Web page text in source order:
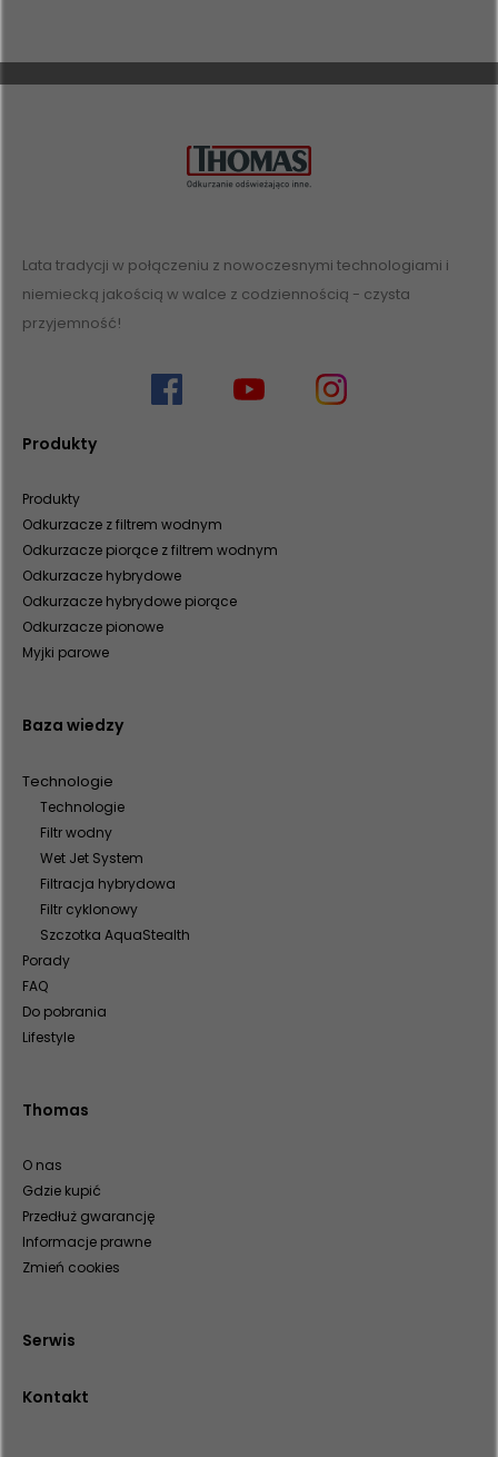
Lata tradycji w połączeniu z nowoczesnymi technologiami i
niemiecką jakością w walce z codziennością - czysta
przyjemność!
Produkty
Produkty
Odkurzacze z filtrem wodnym
Odkurzacze piorące z filtrem wodnym
Odkurzacze hybrydowe
Odkurzacze hybrydowe piorące
Odkurzacze pionowe
Myjki parowe
Baza wiedzy
Technologie
Technologie
Filtr wodny
Wet Jet System
Filtracja hybrydowa
Filtr cyklonowy
Szczotka AquaStealth
Porady
FAQ
Do pobrania
Lifestyle
Thomas
O nas
Gdzie kupić
Przedłuż gwarancję
Informacje prawne
Zmień cookies
Serwis
Kontakt